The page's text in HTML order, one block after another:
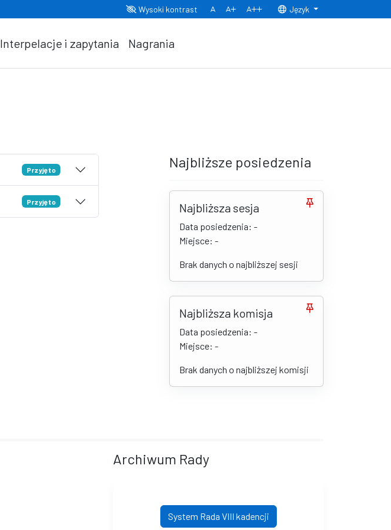
Wysoki kontrast
Normalny rozmiar czcionki
Rozmiar czcionki 150% Rozmiar czcionki 200%
Język
Interpelacje i zapytania Nagrania
Przyjęto
Przyjęto
Najbliższe posiedzenia
Najbliższa sesja
Data posiedzenia: -
Miejsce: -
Brak danych o najbliższej sesji
Najbliższa komisja
Data posiedzenia: -
Miejsce: -
Brak danych o najbliższej komisji
Archiwum Rady
System Rada VIII kadencji